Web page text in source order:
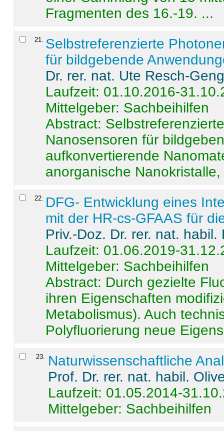
Fragmenten des 16.-19. ...
21
Selbstreferenzierte
für bildgebende
Dr. rer. nat. Ute Resch-
Laufzeit: 01.10.2016-
Mittelgeber: Sachbeihilfen
Abstract:
Nanosensoren für
aufkonvertierende
anorganische
22
DFG- Entwicklung eines
mit der HR-cs-GFAAS für
Priv.-Doz. Dr. rer. nat.
Laufzeit: 01.06.2019-
Mittelgeber: Sachbeihilfen
Abstract: Durch gezielte
ihren Eigenschaften
Metabolismus). Auch
Polyfluorierung neue
23. Naturwissenschaftliche
Prof. Dr. rer. nat. habil.
Laufzeit: 01.05.2014-
Mittelgeber: Sachbeihilfen